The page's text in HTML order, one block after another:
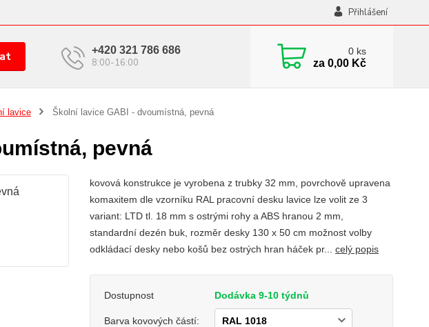
Přihlášení
+420 321 786 686
8:00-16:00
0 ks
za 0,00 Kč
lavice Školní lavice GABI - dvoumístná, pevná
pevná
kovová konstrukce je vyrobena z trubky 32 mm, povrchově upravena
komaxitem dle vzorníku RAL pracovní desku lavice lze volit ze 3
variant: LTD tl. 18 mm s ostrými rohy a ABS hranou 2 mm,
standardní dezén buk, rozměr desky 130 x 50 cm možnost volby
odkládací desky nebo košů bez ostrých hran háček pr... celý popis
Dostupnost Dodávka 9-10 týdnů
Barva kovových částí: